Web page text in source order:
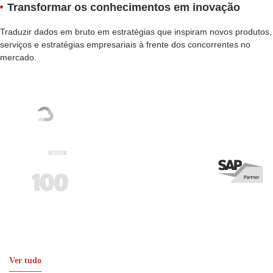
Transformar os conhecimentos em inovação
Traduzir dados em bruto em estratégias que inspiram novos produtos,
serviços e estratégias empresariais à frente dos concorrentes no
mercado.
Ver tudo